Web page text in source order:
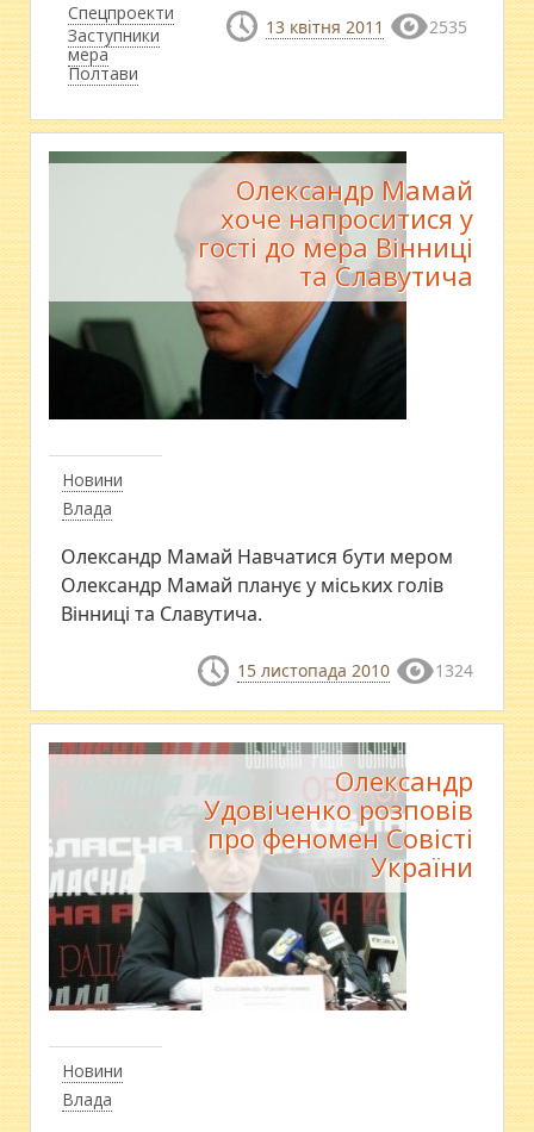
Спецпроекти
Заступники
мера
Полтави
13 квітня 2011 2535
Новини
Влада
Олександр Мамай
хоче напроситися у
гості до мера Вінниці
та Славутича
Олександр Мамай Навчатися бути мером
Олександр Мамай планує у міських голів
Вінниці та Славутича.
15 листопада 2010 1324
Новини
Влада
Олександр
Удовіченко розповів
про феномен Совісті
України